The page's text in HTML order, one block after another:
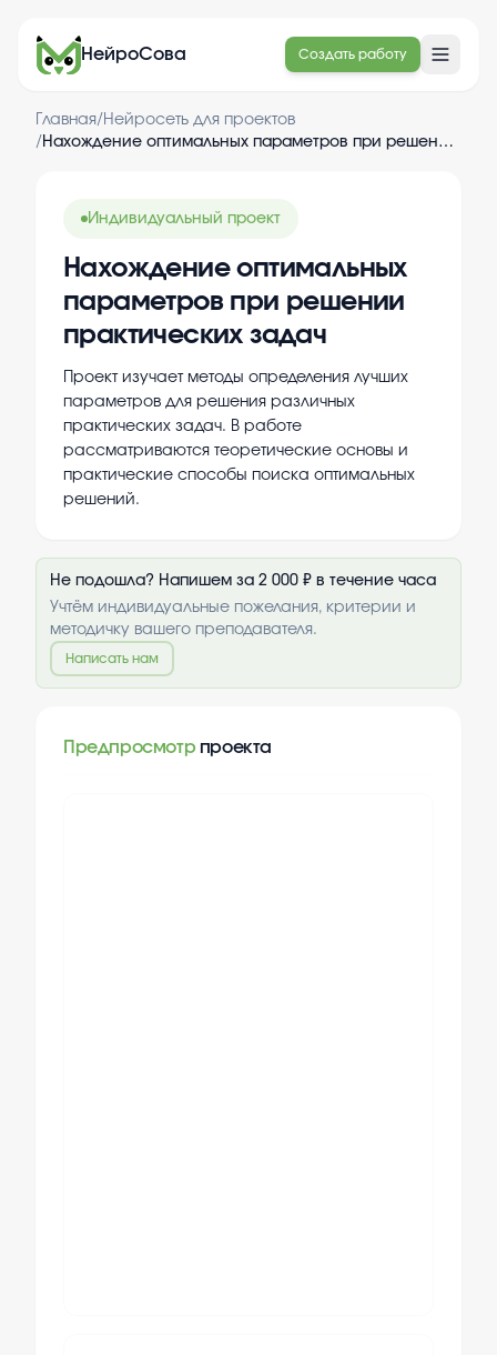
НейроСова Создать работу
Главная/ Нейросеть для проектов
/
Нахождение оптимальных параметров при решении практических задач
Индивидуальный проект
Нахождение оптимальных
параметров при решении
практических задач
Проект изучает методы определения лучших
параметров для решения различных
практических задач. В работе
рассматриваются теоретические основы и
практические способы поиска оптимальных
решений.
Не подошла? Напишем за 2 000 ₽ в течение часа
Учтём индивидуальные пожелания, критерии и
методичку вашего преподавателя.
Написать нам
Предпросмотр проекта